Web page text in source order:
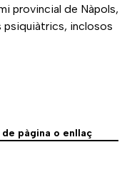
provincial de Nàpols,
psiquiàtrics, inclosos
de pàgina o enllaç